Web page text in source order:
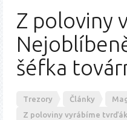
Z poloviny
šéfka
Trezory Články
Z poloviny vyrábíme